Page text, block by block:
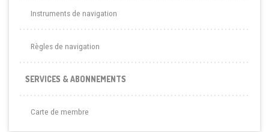
Instruments de navigation
Règles de navigation
SERVICES & ABONNEMENTS
Carte de membre